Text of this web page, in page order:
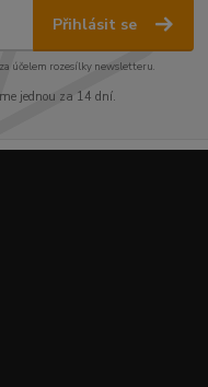
Přihlásit se
účelem rozesílky newsletteru.
jednou za 14 dní.